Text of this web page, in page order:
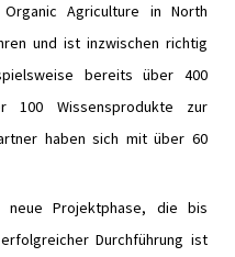
Agriculture in North
und ist inzwischen richtig
bereits über 400
100 Wissensprodukte zur
haben sich mit über 60
neue Projektphase, die bis
Durchführung ist